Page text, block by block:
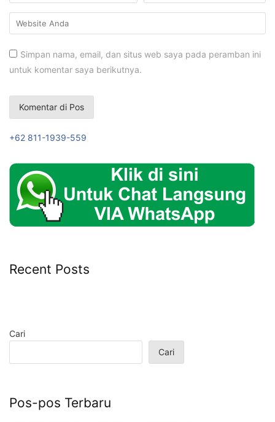
Simpan nama, email, dan situs web saya pada peramban ini
untuk komentar saya berikutnya.
+62 811-1939-559
Recent Posts
Cari
Cari
Pos-pos Terbaru